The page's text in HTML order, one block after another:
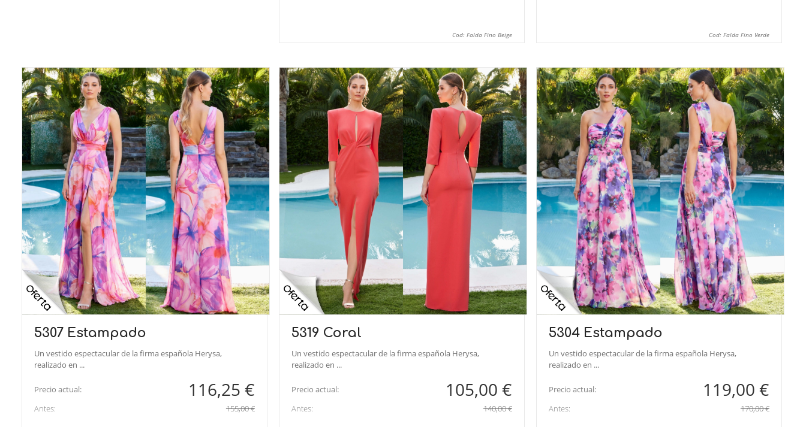
Cod: Falda Fino Beige Cod: Falda Fino Verde
5307 Estampado
Un vestido espectacular de la firma española Herysa,
realizado en ...
Precio actual: 116,25 €
Antes: 155,00 €
5319 Coral
Un vestido espectacular de la firma española Herysa,
realizado en ...
Precio actual: 105,00 €
Antes: 140,00 €
5304 Estampado
Un vestido espectacular de la firma española Herysa,
realizado en ...
Precio actual: 119,00 €
Antes: 170,00 €